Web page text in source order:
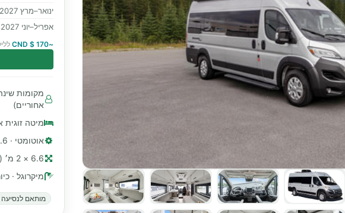
ינואר–מרץ 2027
אפריל–יוני 2027
~170 $ CND
אחוריים)
מיטה זוגית
אוטומטי · 3.6 ליטר, V6
6.6 × 2 מ׳ (≈ 22 רגל)
מיקרוגל ·
מותאם לנסיעה